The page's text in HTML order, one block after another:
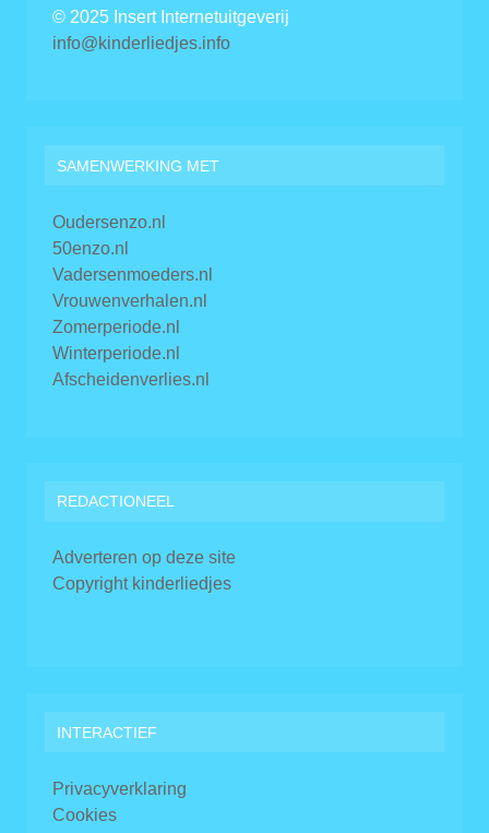
© 2025 Insert Internetuitgeverij
info@kinderliedjes.info
SAMENWERKING MET
Oudersenzo.nl
50enzo.nl
Vadersenmoeders.nl
Vrouwenverhalen.nl
Zomerperiode.nl
Winterperiode.nl
Afscheidenverlies.nl
REDACTIONEEL
Adverteren op deze site
Copyright kinderliedjes
INTERACTIEF
Privacyverklaring
Cookies